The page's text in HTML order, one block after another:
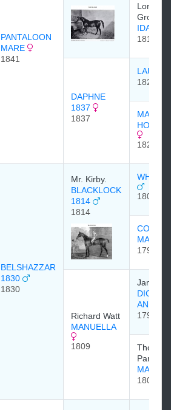
PANTALOON
MARE
1841
Lord
IDALIA
1815
DAPHNE
1837
1837
LAUREL
1824
MAID
1829
BELSHAZZAR
1830
1830
Mr. Kirby.
BLACKLOCK
1814
1814
1803
MARE
1799
Richard Watt
MANUELLA
1809
James
DICK
1797
Thomas
Panton
1800